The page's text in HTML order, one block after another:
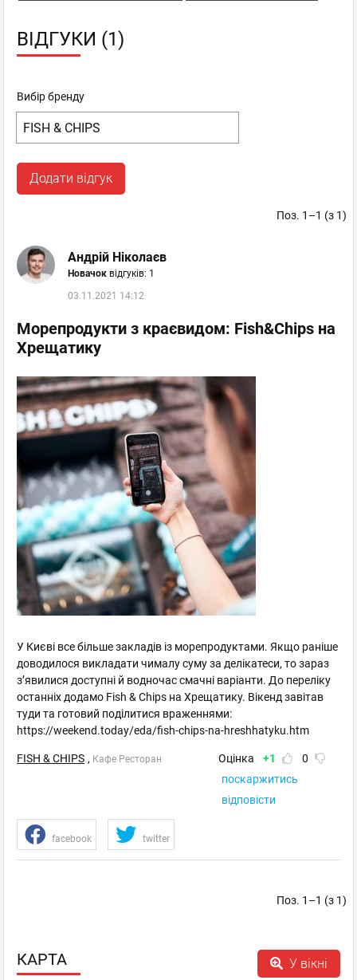
ВІДГУКИ (1)
Вибір бренду
Додати відгук
Поз. 1–1 (з 1)
Андрій Ніколаєв
Новачок відгуків: 1
03.11.2021 14:12
Морепродукти з краєвидом: Fish&Chips на
Хрещатику
У Києві все більше закладів із морепродуктами. Якщо раніше
доводилося викладати чималу суму за делікатеси, то зараз
зʼявилися доступні й водночас смачні варіанти. До переліку
останніх додамо Fish & Chips на Хрещатику. Вікенд завітав
туди та готовий поділитися враженнями:
https://weekend.today/eda/fish-chips-na-hreshhatyku.htm
FISH & CHIPS , Кафе Ресторан Оцінка +1
0
поскаржитись
відповісти
facebook twitter
Поз. 1–1 (з 1)
КАРТА У вікні